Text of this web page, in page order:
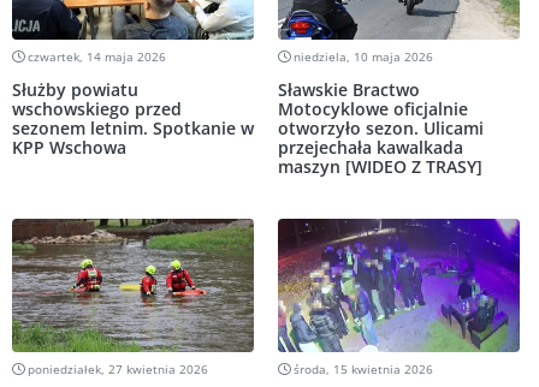
czwartek, 14 maja 2026
Służby powiatu
wschowskiego przed
sezonem letnim. Spotkanie w
KPP Wschowa
niedziela, 10 maja 2026
Sławskie Bractwo
Motocyklowe oficjalnie
otworzyło sezon. Ulicami
przejechała kawalkada
maszyn [WIDEO Z TRASY]
poniedziałek, 27 kwietnia 2026 środa, 15 kwietnia 2026